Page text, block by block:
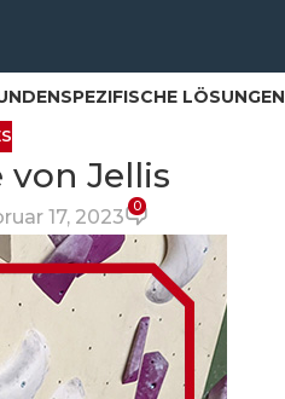
LÖSUNGEN
von Jellis
17, 2023 0